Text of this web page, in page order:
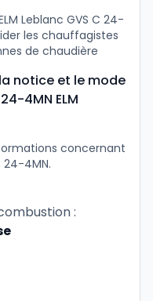
Leblanc GVS C 24-
les chauffagistes
de chaudière
notice et le mode
4MN ELM
concernant
24-4MN.
: